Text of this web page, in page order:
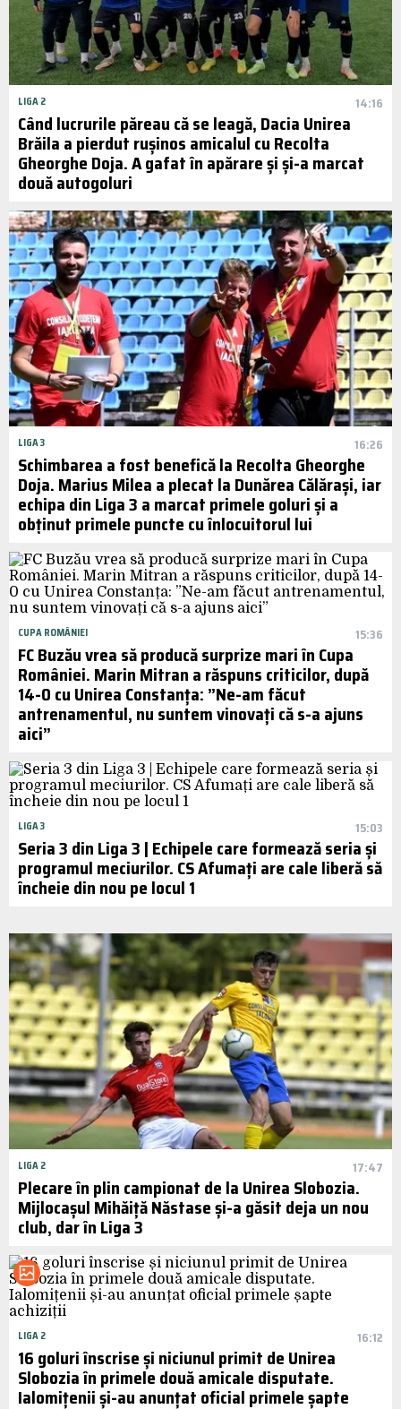
LIGA 2 14:16
Când lucrurile păreau că se leagă, Dacia Unirea
Brăila a pierdut rușinos amicalul cu Recolta
Gheorghe Doja. A gafat în apărare și și-a marcat
două autogoluri
LIGA 3 16:26
Schimbarea a fost benefică la Recolta Gheorghe
Doja. Marius Milea a plecat la Dunărea Călărași, iar
echipa din Liga 3 a marcat primele goluri și a
obținut primele puncte cu înlocuitorul lui
CUPA ROMÂNIEI 15:36
FC Buzău vrea să producă surprize mari în Cupa
României. Marin Mitran a răspuns criticilor, după
14-0 cu Unirea Constanța: ”Ne-am făcut
antrenamentul, nu suntem vinovați că s-a ajuns
aici”
LIGA 3 15:03
Seria 3 din Liga 3 | Echipele care formează seria și
programul meciurilor. CS Afumați are cale liberă să
încheie din nou pe locul 1
LIGA 2 17:47
Plecare în plin campionat de la Unirea Slobozia.
Mijlocașul Mihăiță Năstase și-a găsit deja un nou
club, dar în Liga 3
LIGA 2 16:12
16 goluri înscrise și niciunul primit de Unirea
Slobozia în primele două amicale disputate.
Ialomițenii și-au anunțat oficial primele șapte